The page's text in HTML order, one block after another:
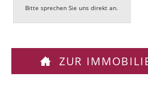
Bitte sprechen Sie uns direkt an.
ZUR